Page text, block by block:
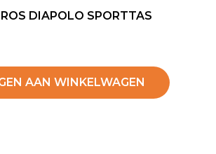
DIAPOLO SPORTTAS
AAN WINKELWAGEN